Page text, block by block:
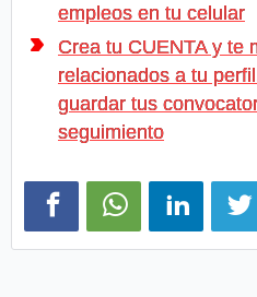
empleos en tu celular
Crea tu CUENTA y te
relacionados a tu
guardar tus
seguimiento